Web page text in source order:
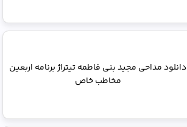
دانلود مداحی مجید بنی فاطمه تیتراژ برنامه اربعین
مخاطب خاص